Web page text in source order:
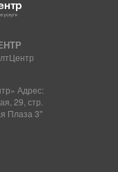
Адрес:
29, стр.
Плаза 3"